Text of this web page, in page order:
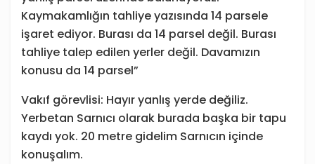
Kaymakamlığın tahliye yazısında 14 parsele
işaret ediyor. Burası da 14 parsel değil. Burası
tahliye talep edilen yerler değil. Davamızın
konusu da 14 parsel”
Vakıf görevlisi: Hayır yanlış yerde değiliz.
Yerbetan Sarnıcı olarak burada başka bir tapu
kaydı yok. 20 metre gidelim Sarnıcın içinde
konuşalım.